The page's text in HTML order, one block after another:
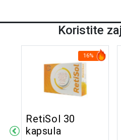
Koristite
16%
RetiSol 30
kapsula